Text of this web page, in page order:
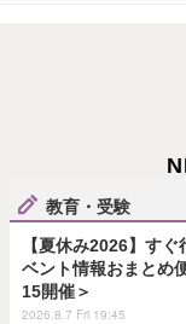
教育・受験
【夏休み2026】すぐ
ベント情報おまとめ
15開催＞
2026.8.7 Fri 19:45